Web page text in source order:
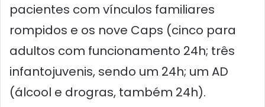
pacientes com vínculos familiares
rompidos e os nove Caps (cinco para
adultos com funcionamento 24h; três
infantojuvenis, sendo um 24h; um AD
(álcool e drogras, também 24h).